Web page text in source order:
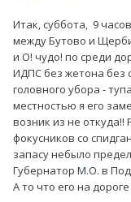
Итак, суббота, 9
между Бутово и
и О! чудо! по среди
ИДПС без жетона без
головного убора -
местностью я его
возник из не
фокусников со
запасу небыло
Губернатор М.О. в
А то что его на